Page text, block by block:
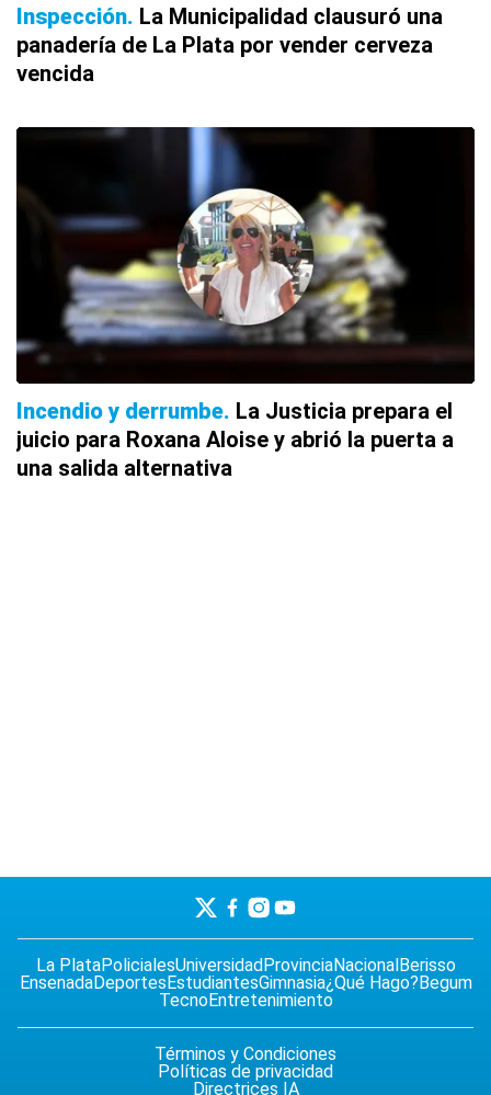
Inspección La Municipalidad clausuró una
panadería de La Plata por vender cerveza
vencida
Incendio y derrumbe La Justicia prepara el
juicio para Roxana Aloise y abrió la puerta a
una salida alternativa
La PlataPolicialesUniversidadProvinciaNacionalBerisso
EnsenadaDeportesEstudiantesGimnasia¿Qué Hago?Begum
TecnoEntretenimiento
Términos y Condiciones
Políticas de privacidad
Directrices IA